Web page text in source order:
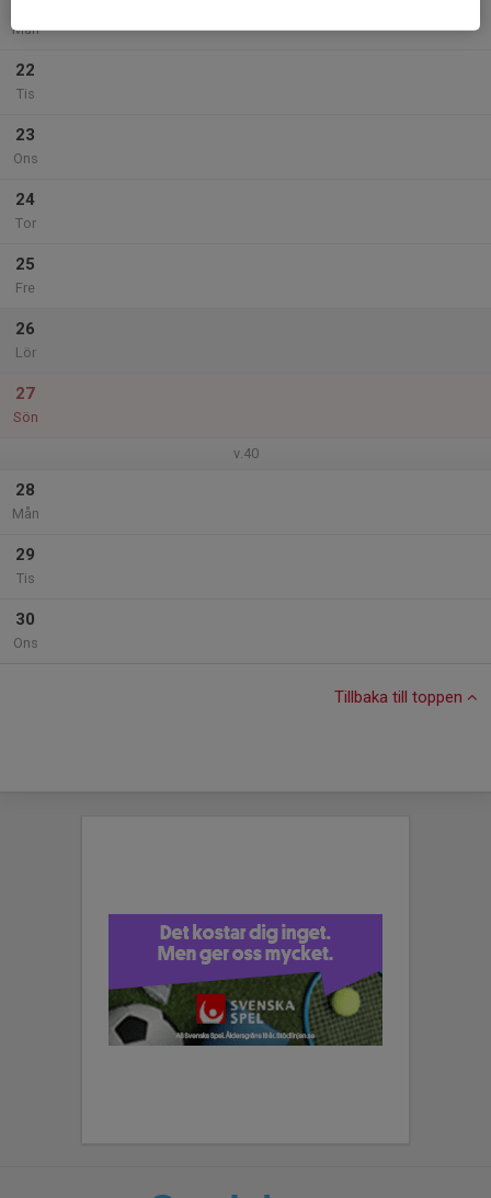
Mån
22
Tis
23
Ons
24
Tor
25
Fre
26
Lör
27
Sön
v.40
28
Mån
29
Tis
30
Ons
Tillbaka till toppen